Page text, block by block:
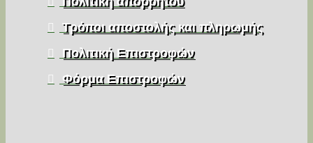
Τρόποι αποστολής και πληρωμής
Πολιτική Επιστροφών
Φόρμα Επιστροφών